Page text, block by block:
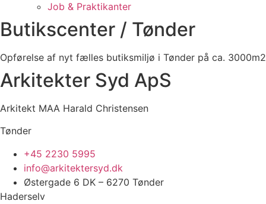
Job & Praktikanter
Butikscenter / Tønder
Opførelse af nyt fælles butiksmiljø i Tønder på ca. 3000m2
Arkitekter Syd ApS
Arkitekt MAA Harald Christensen
Tønder
+45 2230 5995
info@arkitektersyd.dk
Østergade 6 DK – 6270 Tønder
Haderselv